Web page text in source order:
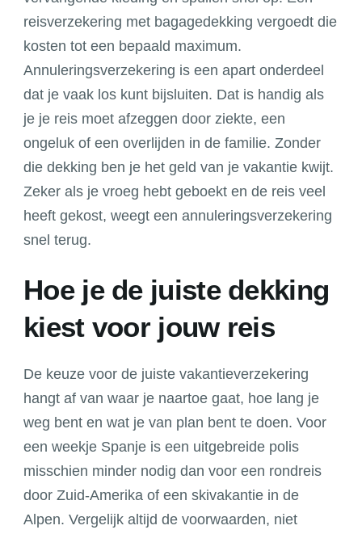
reisverzekering met bagagedekking vergoedt die
kosten tot een bepaald maximum.
Annuleringsverzekering is een apart onderdeel
dat je vaak los kunt bijsluiten. Dat is handig als
je je reis moet afzeggen door ziekte, een
ongeluk of een overlijden in de familie. Zonder
die dekking ben je het geld van je vakantie kwijt.
Zeker als je vroeg hebt geboekt en de reis veel
heeft gekost, weegt een annuleringsverzekering
snel terug.
Hoe je de juiste dekking
kiest voor jouw reis
De keuze voor de juiste vakantieverzekering
hangt af van waar je naartoe gaat, hoe lang je
weg bent en wat je van plan bent te doen. Voor
een weekje Spanje is een uitgebreide polis
misschien minder nodig dan voor een rondreis
door Zuid-Amerika of een skivakantie in de
Alpen. Vergelijk altijd de voorwaarden, niet